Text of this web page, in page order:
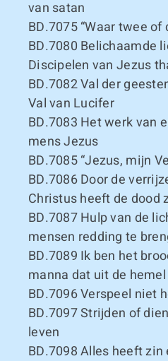
van satan
BD.7075“Waar twee of
BD.7080 Belichaamde
Discipelen van Jezus
BD.7082Val der
Val van Lucifer
BD.7083 Het werk van
mens Jezus
BD.7085“Jezus, mijn
BD.7086Door de
Christus heeft de dood
BD.7087Hulp van de
mensen redding te
BD.7089 Ik ben het
manna dat uit de
BD.7096Verspeel niet
BD.7097Strijden of
leven
BD.7098Alles heeft zin